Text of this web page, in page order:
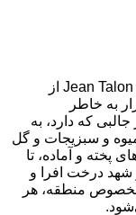
در بین جاهای دیدنی مونترال، بازار Atwater و Jean Talon از
به خاطر
که دارد، به
و سبزیجات و گل
پخته و آماده، تا
شهد درخت افرا و
منطقه، هر